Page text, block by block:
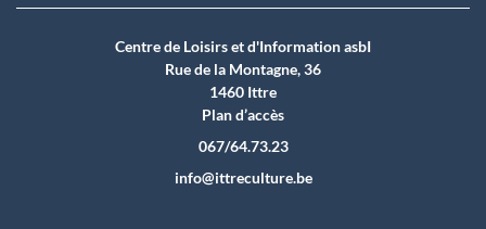
Centre de Loisirs et d'Information asbI
Rue de la Montagne, 36
1460 Ittre
Plan d’accès
067/64.73.23
info@ittreculture.be